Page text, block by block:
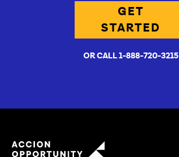
GET
STARTED
OR CALL 1-888-720-3215